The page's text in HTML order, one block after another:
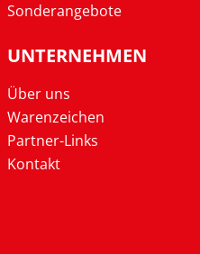
Sonderangebote
UNTERNEHMEN
Über uns
Warenzeichen
Partner-Links
Kontakt